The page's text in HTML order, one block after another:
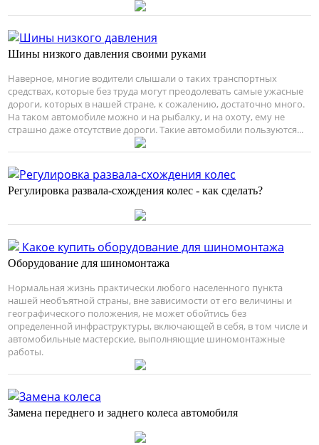
Шины низкого давления своими руками
Наверное, многие водители слышали о таких транспортных
средствах, которые без труда могут преодолевать самые ужасные
дороги, которых в нашей стране, к сожалению, достаточно много.
На таком автомобиле можно и на рыбалку, и на охоту, ему не
страшно даже отсутствие дороги. Такие автомобили пользуются...
Регулировка развала-схождения колес - как сделать?
Оборудование для шиномонтажа
Нормальная жизнь практически любого населенного пункта
нашей необъятной страны, вне зависимости от его величины и
географического положения, не может обойтись без
определенной инфраструктуры, включающей в себя, в том числе и
автомобильные мастерские, выполняющие шиномонтажные
работы.
Замена переднего и заднего колеса автомобиля